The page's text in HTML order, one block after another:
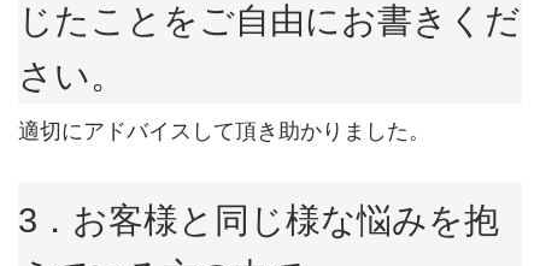
じたことをご自由にお書きくだ
さい。
適切にアドバイスして頂き助かりました。
3．お客様と同じ様な悩みを抱